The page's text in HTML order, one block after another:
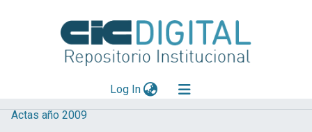
Log In(current)
Explorar
Actas año 2009